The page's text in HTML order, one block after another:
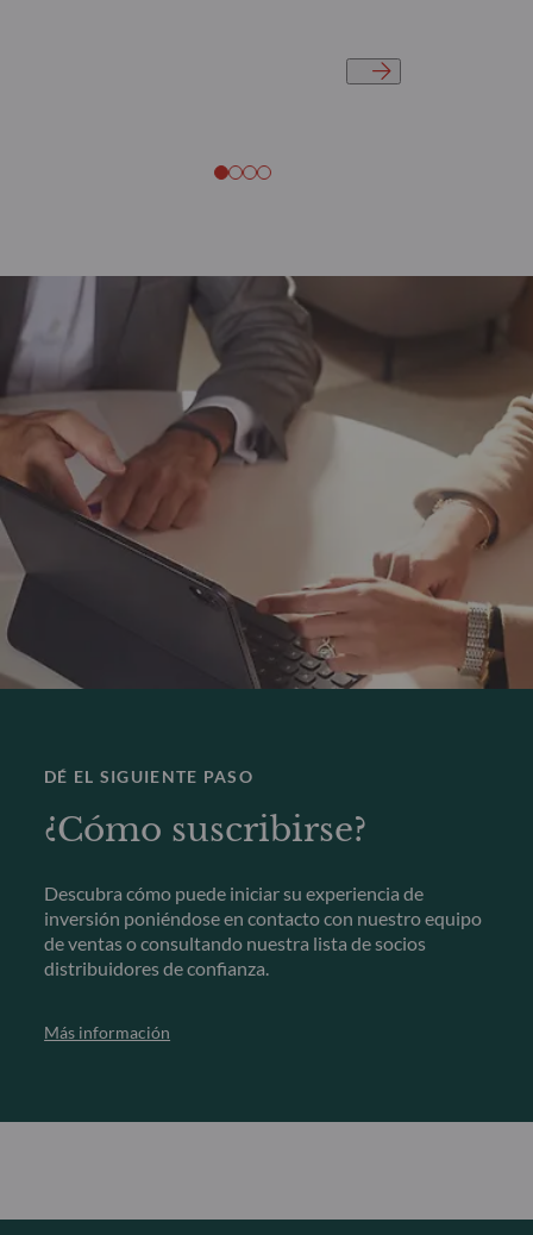
DÉ EL SIGUIENTE PASO
¿Cómo suscribirse?
Descubra cómo puede iniciar su experiencia de
inversión poniéndose en contacto con nuestro equipo
de ventas o consultando nuestra lista de socios
distribuidores de confianza.
Más información